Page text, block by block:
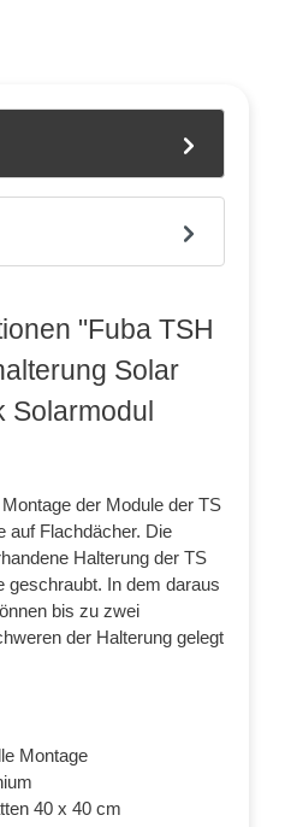
"Fuba TSH
Solar
Solarmodul
der Module der TS
auf Flachdächer. Die
Halterung der TS
geschraubt. In dem daraus
bis zu zwei
der Halterung gelegt
Montage
40 x 40 cm